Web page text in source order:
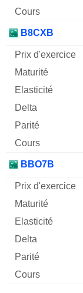
B8CXB
BBO7B